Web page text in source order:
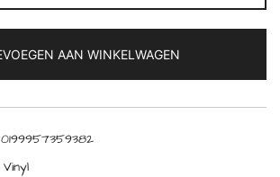
Idols
(Clear
Vinyl)
aantal
AAN WINKELWAGEN
0199957359382